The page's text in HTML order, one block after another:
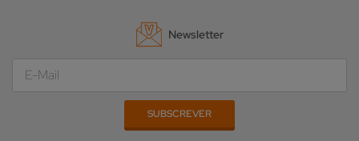
Newsletter